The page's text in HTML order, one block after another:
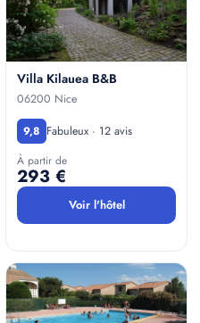
Villa Kilauea B&B
06200 Nice
9,8 Fabuleux · 12 avis
À partir de
293 €
Voir l'hôtel